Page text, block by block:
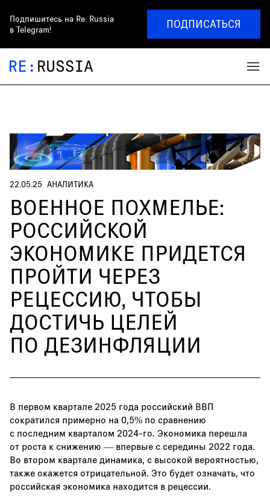
Подпишитесь на Re: Russia
в Telegram!
ПОДПИСАТЬСЯ
22.05.25 АНАЛИТИКА
ВОЕННОЕ ПОХМЕЛЬЕ:
РОССИЙСКОЙ
ЭКОНОМИКЕ ПРИДЕТСЯ
ПРОЙТИ ЧЕРЕЗ
РЕЦЕССИЮ, ЧТОБЫ
ДОСТИЧЬ ЦЕЛЕЙ
ПО ДЕЗИНФЛЯЦИИ
В первом квартале 2025 года российский ВВП
сократился примерно на 0,5% по сравнению
с последним кварталом 2024-го. Экономика перешла
от роста к снижению — впервые с середины 2022 года.
Во втором квартале динамика, с высокой вероятностью,
также окажется отрицательной. Это будет означать, что
российская экономика находится в рецессии.